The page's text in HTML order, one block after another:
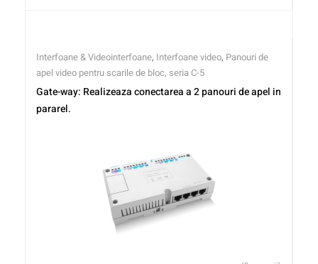
Interfoane & Videointerfoane, Interfoane video, Panouri de
apel video pentru scarile de bloc, seria C-5
Gate-way: Realizeaza conectarea a 2 panouri de apel in
pararel.